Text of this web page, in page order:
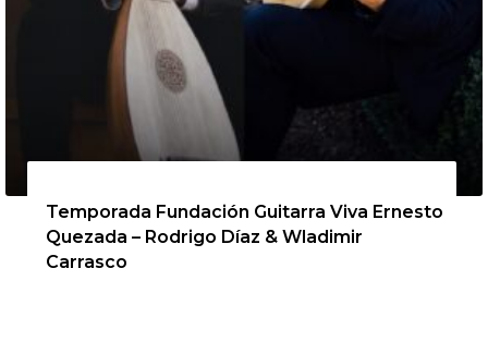
Temporada Fundación Guitarra Viva Ernesto
Quezada – Rodrigo Díaz & Wladimir
Carrasco